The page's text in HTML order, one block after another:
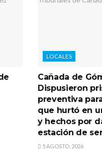
LOCALES
Cañada de
Dispusieron
preventiva
que hurtó en
y hechos por
estación de
5 AGOSTO, 2026